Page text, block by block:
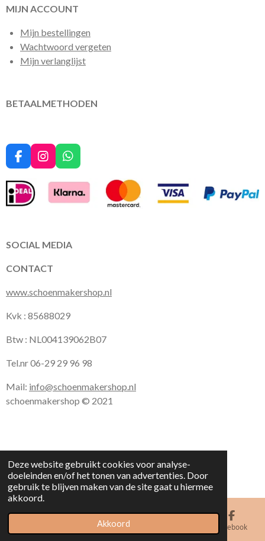
Deze website gebruikt cookies voor analyse-
doeleinden en/of het tonen van advertenties. Door
gebruik te blijven maken van de site gaat u hiermee
akkoord.
Akkoord
MIJN ACCOUNT
Mijn bestellingen
Wachtwoord vergeten
Mijn verlanglijst
BETAALMETHODEN
F
a
c
e
b
k
I
n
a
m
W
h
a
t
s
p
SOCIAL MEDIA
CONTACT
www.schoenmakershop.nl
Kvk : 85688029
Btw : NL004139062B07
Tel.nr 06-29 29 96 98
Mail: info@schoenmakershop.nl
schoenmakershop © 2021
Facebook